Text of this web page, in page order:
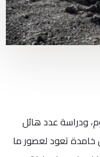
ودراسة عدد هائل
خامدة تعود لعصور ما